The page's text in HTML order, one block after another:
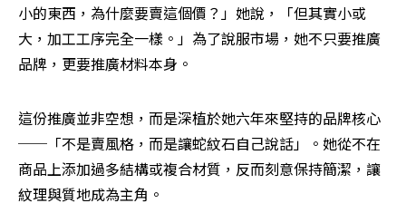
小的東西，為什麼要賣這個價？」她說，「但其實小或
大，加工工序完全一樣。」為了說服市場，她不只要推廣
品牌，更要推廣材料本身。
這份推廣並非空想，而是深植於她六年來堅持的品牌核心
──「不是賣風格，而是讓蛇紋石自己說話」。她從不在
商品上添加過多結構或複合材質，反而刻意保持簡潔，讓
紋理與質地成為主角。